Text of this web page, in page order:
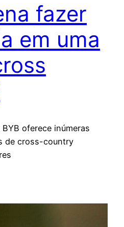
fazer
em uma
oferece inúmeras
de cross-country